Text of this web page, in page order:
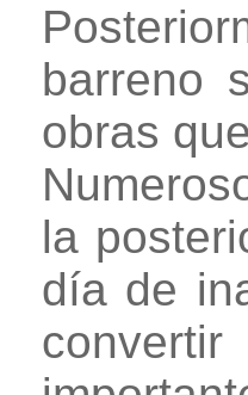
barreno
obras
la
día de